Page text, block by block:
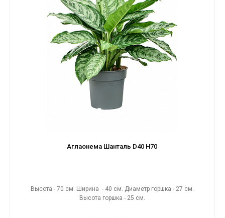
Аглаонема Шанталь D40 H70
Высота - 70 см. Ширина - 40 см. Диаметр горшка - 27 см.
Высота горшка - 25 см.